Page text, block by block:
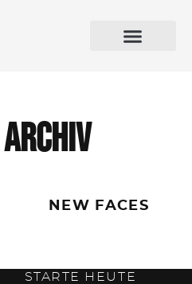
NEW FACES
STARTE HEUTE